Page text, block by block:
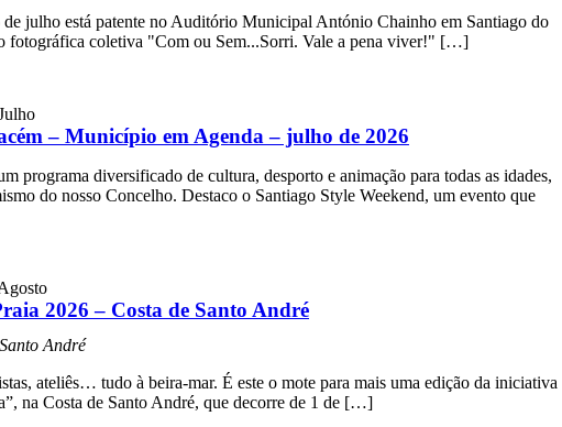
julho está patente no Auditório Municipal António Chainho em Santiago do
fotográfica coletiva "Com ou Sem...Sorri. Vale a pena viver!" […]
– Município em Agenda – julho de 2026
programa diversificado de cultura, desporto e animação para todas as idades,
do nosso Concelho. Destaco o Santiago Style Weekend, um evento que
2026 – Costa de Santo André
André
ateliês… tudo à beira-mar. É este o mote para mais uma edição da iniciativa
na Costa de Santo André, que decorre de 1 de […]